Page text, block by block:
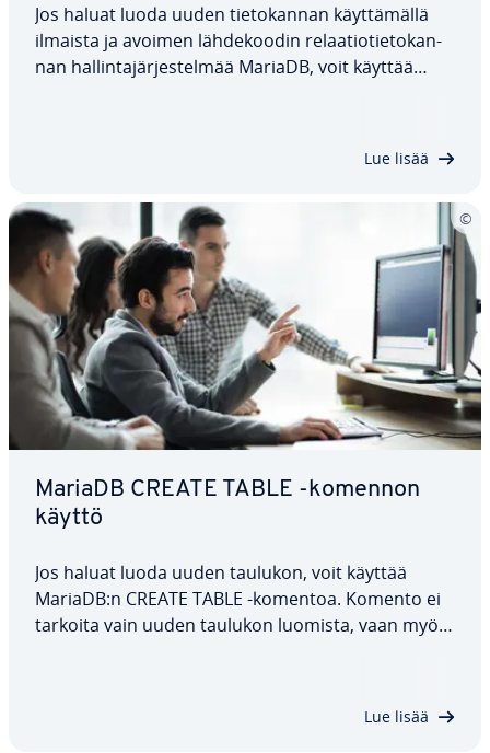
Jos haluat luoda uuden tie­to­kan­nan käyt­tä­mäl­lä
ilmaista ja avoimen läh­de­koo­din re­laa­tio­tie­to­kan­
nan hal­lin­ta­jär­jes­tel­mää MariaDB, voit käyttää
Lue lisää
MariaDB CREATE TABLE -komennon
käyttö
Jos haluat luoda uuden taulukon, voit käyttää
MariaDB:n CREATE TABLE -komentoa. Komento ei
tarkoita vain uuden taulukon luomista, vaan myös
Lue lisää